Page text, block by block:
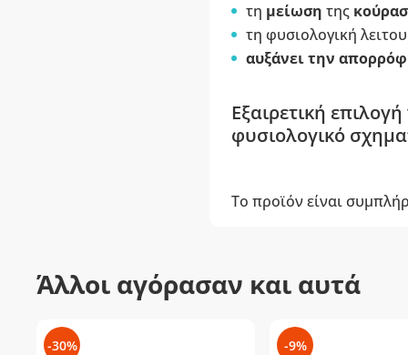
τη μείωση της
τη φυσιολογική
αυξάνει την
Εξαιρετική
φυσιολογικό
Το προϊόν είναι
Άλλοι αγόρασαν και αυτά
-30% -9%